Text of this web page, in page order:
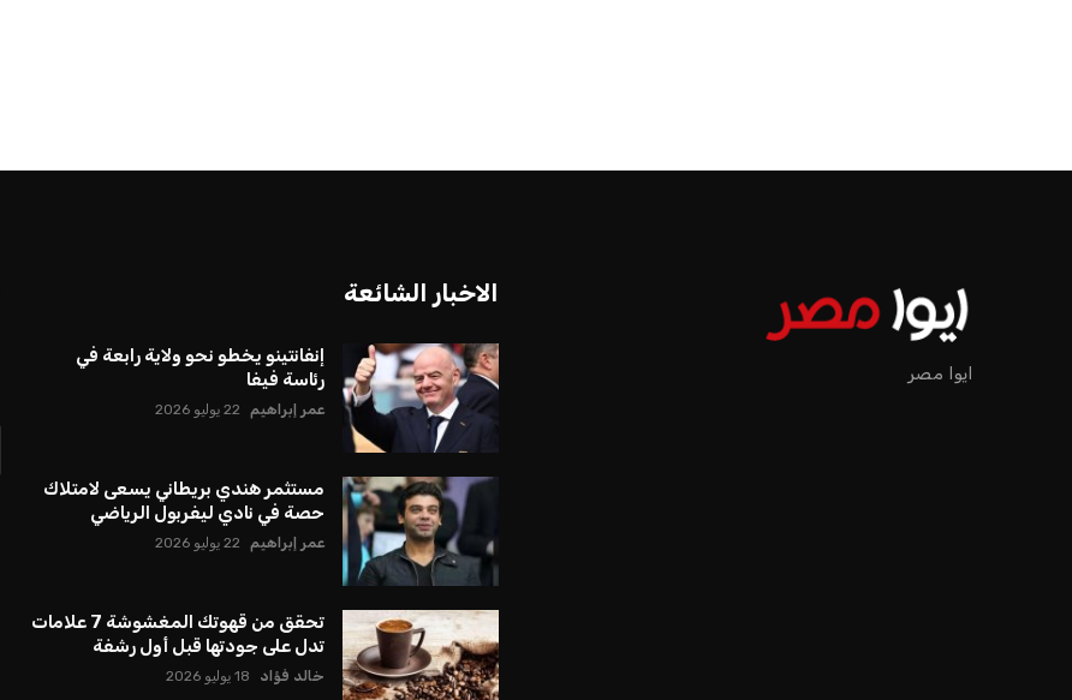
ايوا مصر
الاخبار الشائعة
إنفانتينو يخطو نحو ولاية رابعة في
رئاسة فيفا
عمر إبراهيم 22 يوليو 2026
مستثمر هندي بريطاني يسعى لامتلاك
حصة في نادي ليفربول الرياضي
عمر إبراهيم 22 يوليو 2026
تحقق من قهوتك المغشوشة 7 علامات
تدل على جودتها قبل أول رشفة
خالد فؤاد 18 يوليو 2026